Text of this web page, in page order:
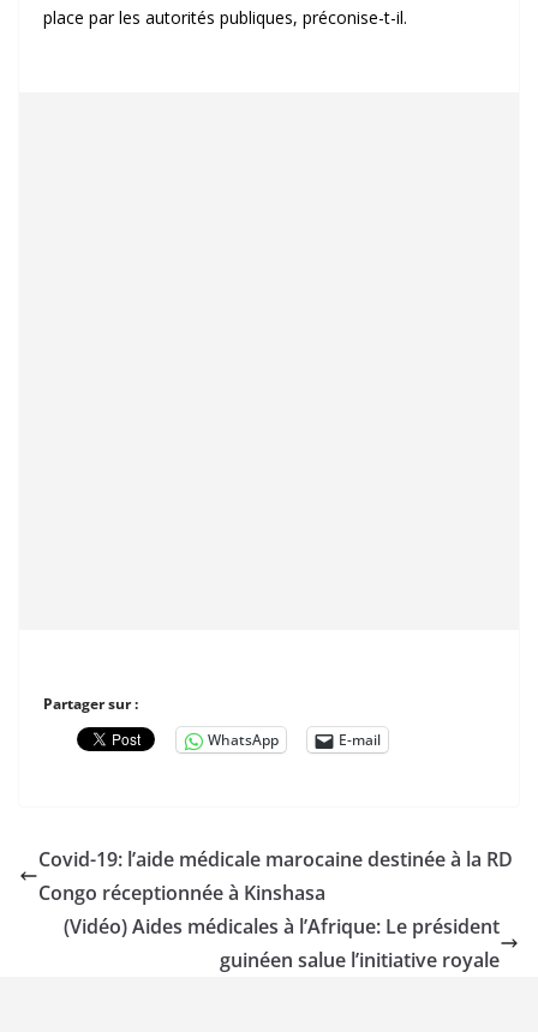
place par les autorités publiques, préconise-t-il.
Partager sur :
WhatsApp
E-mail
Covid-19: l’aide médicale marocaine destinée à la RD
Congo réceptionnée à Kinshasa
(Vidéo) Aides médicales à l’Afrique: Le président
guinéen salue l’initiative royale